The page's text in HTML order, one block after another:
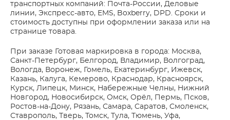
транспортных компаний: Почта-России, Деловые
линии, Экспресс-авто, EMS, Boxberry, DPD. Сроки и
стоимость доступны при оформлении заказа или на
странице товара.
При заказе Готовая маркировка в города: Москва,
Санкт-Петербург, Белгород, Владимир, Волгоград,
Вологда, Воронеж, Гомель, Екатеринбург, Ижевск,
Казань, Калуга, Кемерово, Краснодар, Красноярск,
Курск, Липецк, Минск, Набережные Челны, Нижний
Новгород, Новосибирск, Омск, Орёл, Пермь, Псков,
Ростов-на-Дону, Рязань, Самара, Саратов, Смоленск,
Ставрополь, Тверь, Томск, Тула, Тюмень, Уфа,